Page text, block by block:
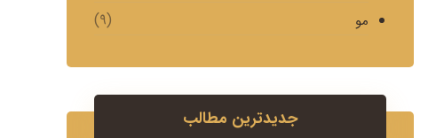
مو (۹)
جدیدترین مطالب